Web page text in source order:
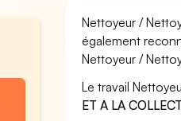
Nettoyeur /
également
Nettoyeur /
Le travail
ET A LA